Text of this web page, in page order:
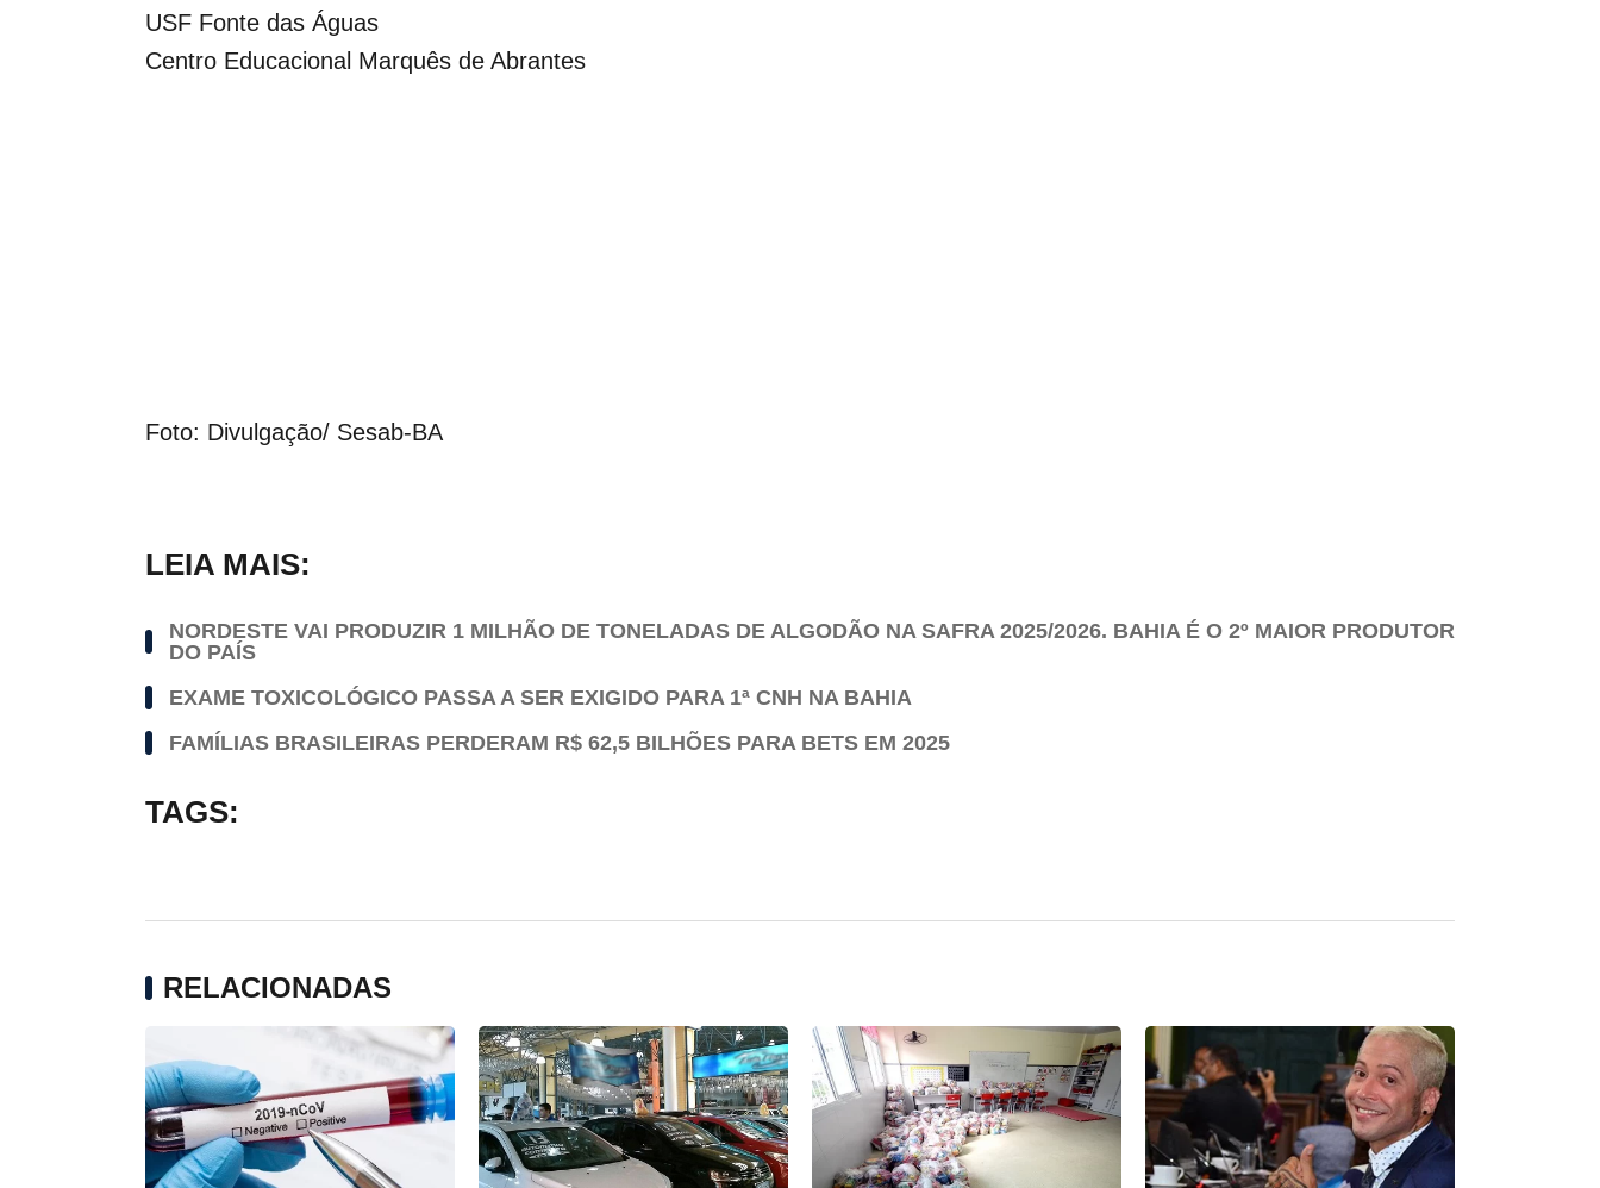
USF Fonte das Águas
Centro Educacional Marquês de Abrantes
Foto: Divulgação/ Sesab-BA
LEIA MAIS:
NORDESTE VAI PRODUZIR 1 MILHÃO DE TONELADAS DE ALGODÃO NA SAFRA 2025/2026. BAHIA É O 2º MAIOR PRODUTOR
DO PAÍS
EXAME TOXICOLÓGICO PASSA A SER EXIGIDO PARA 1ª CNH NA BAHIA
FAMÍLIAS BRASILEIRAS PERDERAM R$ 62,5 BILHÕES PARA BETS EM 2025
TAGS:
RELACIONADAS